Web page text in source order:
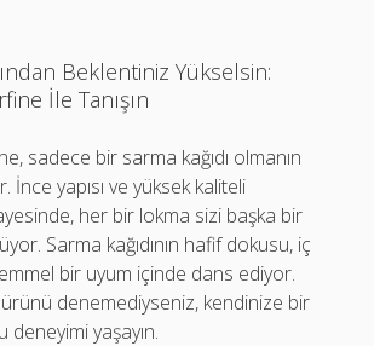
Beklentiniz Yükselsin:
İle Tanışın
sadece bir sarma kağıdı olmanın
İnce yapısı ve yüksek kaliteli
her bir lokma sizi başka bir
Sarma kağıdının hafif dokusu, iç
bir uyum içinde dans ediyor.
ürünü denemediyseniz, kendinize bir
deneyimi yaşayın.